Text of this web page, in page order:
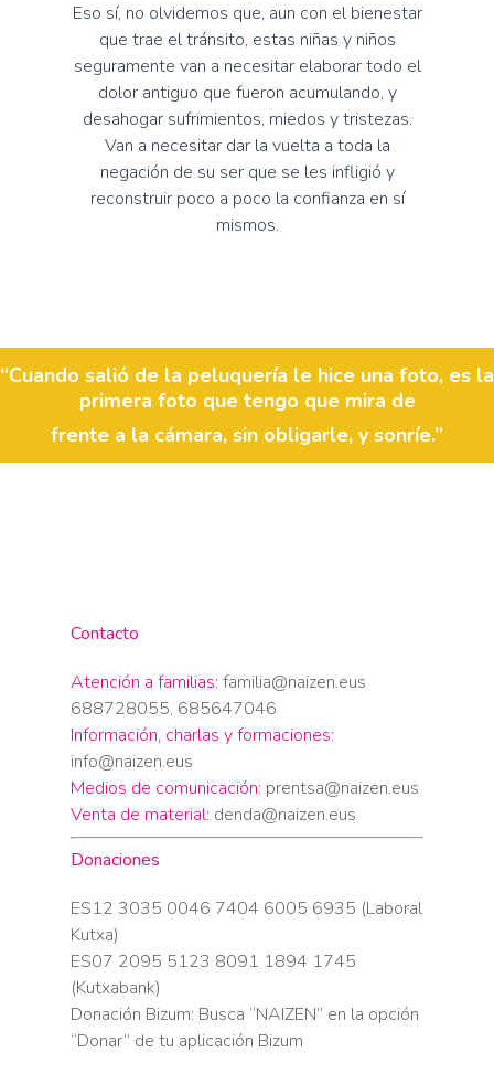
Eso sí, no olvidemos que, aun con el bienestar
que trae el tránsito, estas niñas y niños
seguramente van a necesitar elaborar todo el
dolor antiguo que fueron acumulando, y
desahogar sufrimientos, miedos y tristezas.
Van a necesitar dar la vuelta a toda la
negación de su ser que se les infligió y
reconstruir poco a poco la confianza en sí
mismos.
“Cuando salió de la peluquería le hice una foto, es la
primera foto que tengo que mira de
frente a la cámara, sin obligarle, y sonríe.”
Contacto
Atención a familias: familia@naizen.eus
688728055, 685647046
Información, charlas y formaciones:
info@naizen.eus
Medios de comunicación: prentsa@naizen.eus
Venta de material: denda@naizen.eus
Donaciones
ES12 3035 0046 7404 6005 6935 (Laboral
Kutxa)
ES07 2095 5123 8091 1894 1745
(Kutxabank)
Donación Bizum: Busca “NAIZEN” en la opción
“Donar” de tu aplicación Bizum